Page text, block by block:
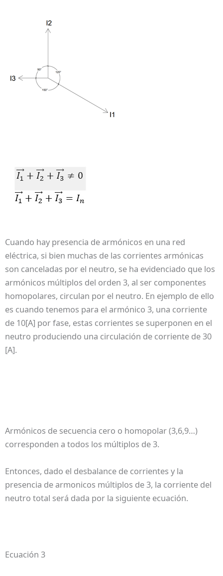
Cuando hay presencia de armónicos en una red
eléctrica, si bien muchas de las corrientes armónicas
son canceladas por el neutro, se ha evidenciado que los
armónicos múltiplos del orden 3, al ser componentes
homopolares, circulan por el neutro. En ejemplo de ello
es cuando tenemos para el armónico 3, una corriente
de 10[A] por fase, estas corrientes se superponen en el
neutro produciendo una circulación de corriente de 30
[A].
Armónicos de secuencia cero o homopolar (3,6,9…)
corresponden a todos los múltiplos de 3.
Entonces, dado el desbalance de corrientes y la
presencia de armonicos múltiplos de 3, la corriente del
neutro total será dada por la siguiente ecuación.
Ecuación 3